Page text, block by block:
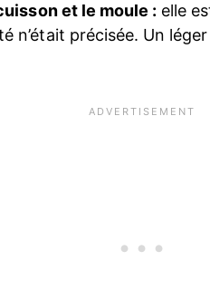
et le moule : elle
n’était précisée. Un